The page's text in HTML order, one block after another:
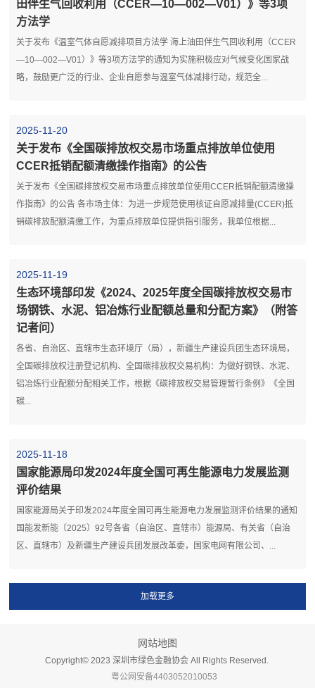
田伴生气回收利用（CCER—10—002—V01）》等3项
方法学
关于发布《温室气体自愿减排项目方法学 海上油田伴生气回收利用（CCER
—10—002—V01）》等3项方法学的通知为实施积极应对气候变化国家战
略，鼓励更广泛的行业、企业自愿参与温室气体减排行动，规范全...
2025-11-20
关于发布《全国碳排放权交易市场重点排放单位使用
CCER抵销配额清缴操作指南》的公告
关于发布《全国碳排放权交易市场重点排放单位使用CCER抵销配额清缴操
作指南》的公告 各市场主体：为进一步规范使用核证自愿减排量(CCER)抵
销碳排放配额清缴工作，为重点排放单位提供指引服务，我单位根据...
2025-11-19
生态环境部印发《2024、2025年度全国碳排放权交易市
场钢铁、水泥、铝冶炼行业配额总量和分配方案》（附答
记者问）
各省、自治区、直辖市生态环境厅（局），新疆生产建设兵团生态环境局，
全国碳排放权注册登记机构、全国碳排放权交易机构：为做好钢铁、水泥、
铝冶炼行业配额分配相关工作，根据《碳排放权交易管理暂行条例》《全国
碳...
2025-11-18
国家能源局印发2024年度全国可再生能源电力发展监测
评价结果
国家能源局关于印发2024年度全国可再生能源电力发展监测评价结果的通知
国能发新能〔2025〕92号各省（自治区、直辖市）能源局、有关省（自治
区、直辖市）及新疆生产建设兵团发展改革委，国家电网有限公司、...
网站地图
Copyright©️ 2023 深圳市绿色金融协会 All Rights Reserved.
粤公网安备4403052010053